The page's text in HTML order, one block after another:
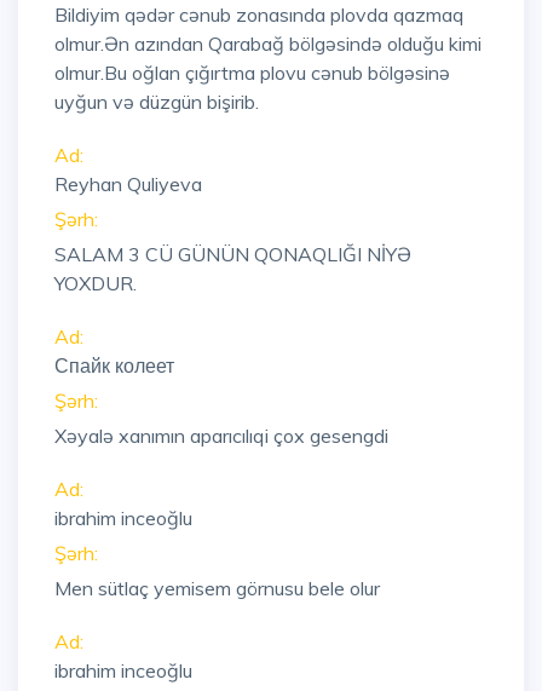
Bildiyim qədər cənub zonasında plovda qazmaq
olmur.Ən azından Qarabağ bölgəsində olduğu kimi
olmur.Bu oğlan çığırtma plovu cənub bölgəsinə
uyğun və düzgün bişirib.
Ad:
Reyhan Quliyeva
Şərh:
SALAM 3 CÜ GÜNÜN QONAQLIĞI NİYƏ
YOXDUR.
Ad:
Спайк колеет
Şərh:
Xəyalə xanımın aparıcılıqi çox gesengdi
Ad:
ibrahim inceoğlu
Şərh:
Men sütlaç yemisem görnusu bele olur
Ad:
ibrahim inceoğlu